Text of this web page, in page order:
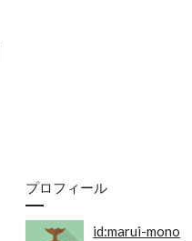
プロフィール
id:marui-mono